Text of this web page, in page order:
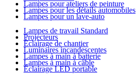
Lampes pour ateliers de peinture
Lampes pour les détails automobiles
Lampes pour un lave-auto
Lampes de travail Standard
Projecteurs
Éclairage de chantier
Luminaires incandescentes
Lampes à main à batterie
Lampes à main à câble
Éclairage LED portable